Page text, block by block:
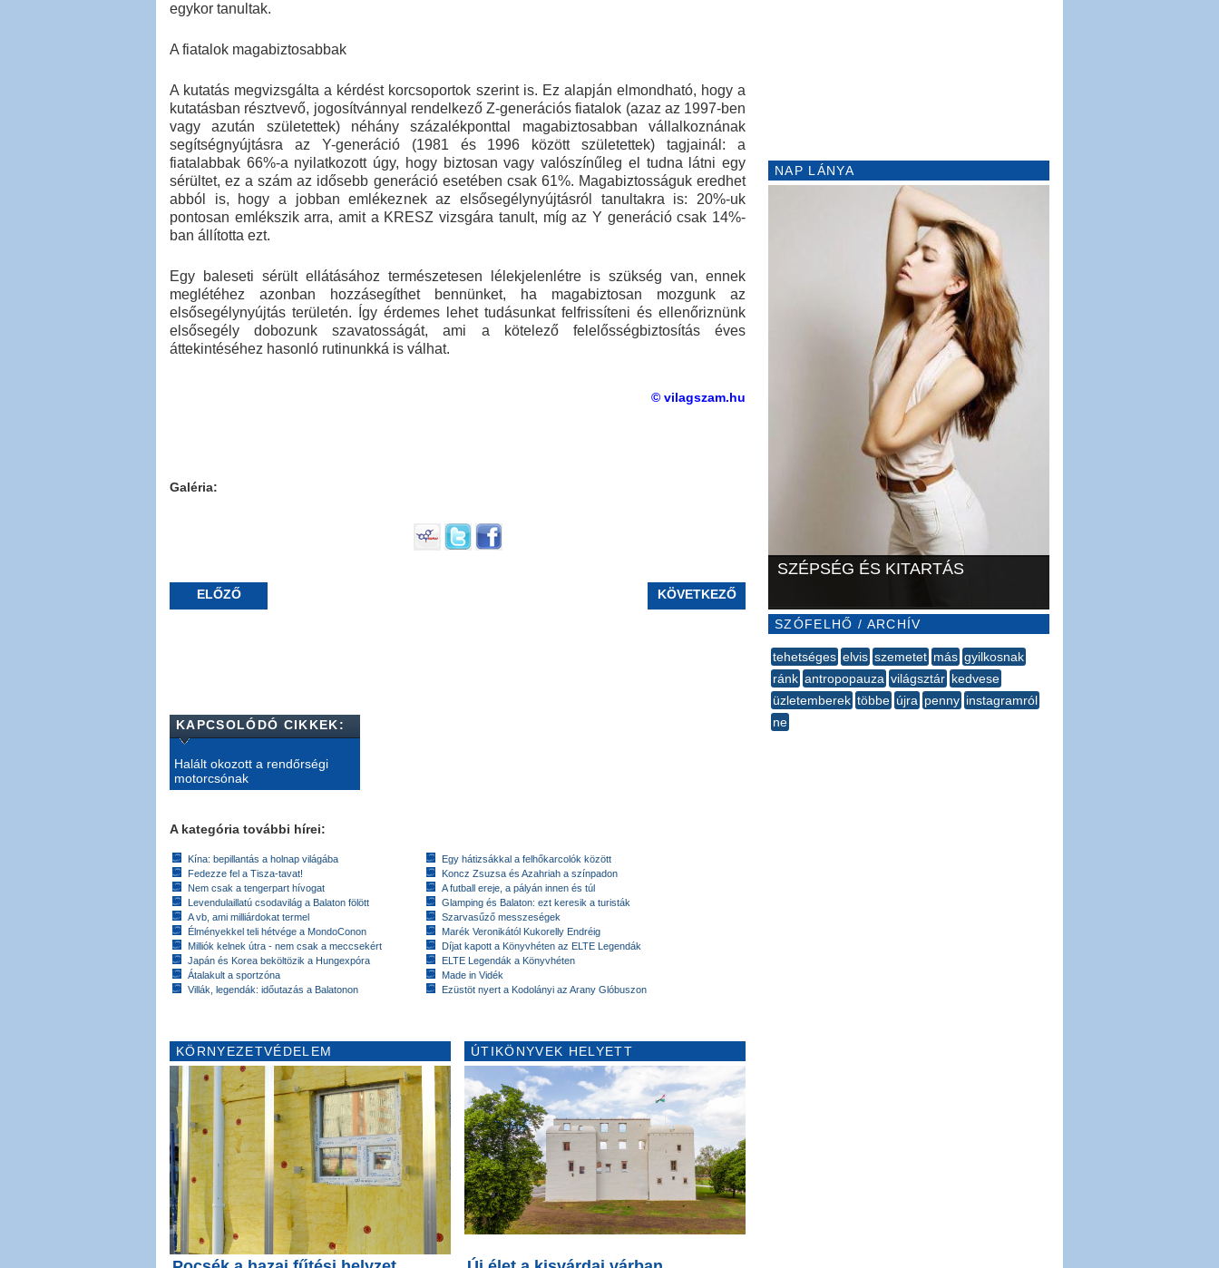
egykor tanultak.
A fiatalok magabiztosabbak
A kutatás megvizsgálta a kérdést korcsoportok szerint is. Ez alapján elmondható, hogy a
kutatásban résztvevő, jogosítvánnyal rendelkező Z-generációs fiatalok (azaz az 1997-ben
vagy azután születettek) néhány százalékponttal magabiztosabban vállalkoznának
segítségnyújtásra az Y-generáció (1981 és 1996 között születettek) tagjainál: a
fiatalabbak 66%-a nyilatkozott úgy, hogy biztosan vagy valószínűleg el tudna látni egy
sérültet, ez a szám az idősebb generáció esetében csak 61%. Magabiztosságuk eredhet
abból is, hogy a jobban emlékeznek az elsősegélynyújtásról tanultakra is: 20%-uk
pontosan emlékszik arra, amit a KRESZ vizsgára tanult, míg az Y generáció csak 14%-
ban állította ezt.
Egy baleseti sérült ellátásához természetesen lélekjelenlétre is szükség van, ennek
meglétéhez azonban hozzásegíthet bennünket, ha magabiztosan mozgunk az
elsősegélynyújtás területén. Így érdemes lehet tudásunkat felfrissíteni és ellenőriznünk
elsősegély dobozunk szavatosságát, ami a kötelező felelősségbiztosítás éves
áttekintéséhez hasonló rutinunkká is válhat.
© vilagszam.hu
Galéria:
ELŐZŐ KÖVETKEZŐ
KAPCSOLÓDÓ CIKKEK:
Halált okozott a rendőrségi
motorcsónak
A kategória további hírei:
Kína: bepillantás a holnap világába
Fedezze fel a Tisza-tavat!
Nem csak a tengerpart hívogat
Levendulaillatú csodavilág a Balaton fölött
A vb, ami milliárdokat termel
Élményekkel teli hétvége a MondoConon
Milliók kelnek útra - nem csak a meccsekért
Japán és Korea beköltözik a Hungexpóra
Átalakult a sportzóna
Villák, legendák: időutazás a Balatonon
Egy hátizsákkal a felhőkarcolók között
Koncz Zsuzsa és Azahriah a színpadon
A futball ereje, a pályán innen és túl
Glamping és Balaton: ezt keresik a turisták
Szarvasűző messzeségek
Marék Veronikától Kukorelly Endréig
Díjat kapott a Könyvhéten az ELTE Legendák
ELTE Legendák a Könyvhéten
Made in Vidék
Ezüstöt nyert a Kodolányi az Arany Glóbuszon
KÖRNYEZETVÉDELEM ÚTIKÖNYVEK HELYETT
NAP LÁNYA
SZÉPSÉG ÉS KITARTÁS
SZÓFELHŐ / ARCHÍV
tehetséges elvis szemetet más gyilkosnak
ránk antropopauza világsztár kedvese
üzletemberek többe újra penny instagramról
ne